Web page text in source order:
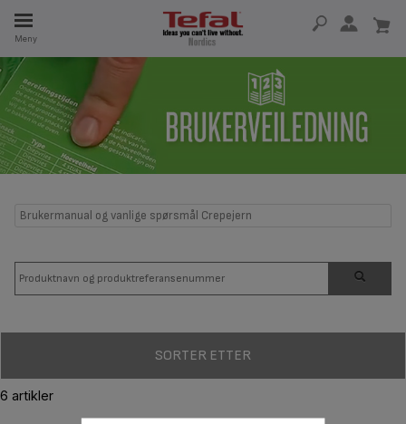
Meny
ÅR
Brukermanual og vanlige spørsmål Crepejern
SORTER ETTER
6 artikler